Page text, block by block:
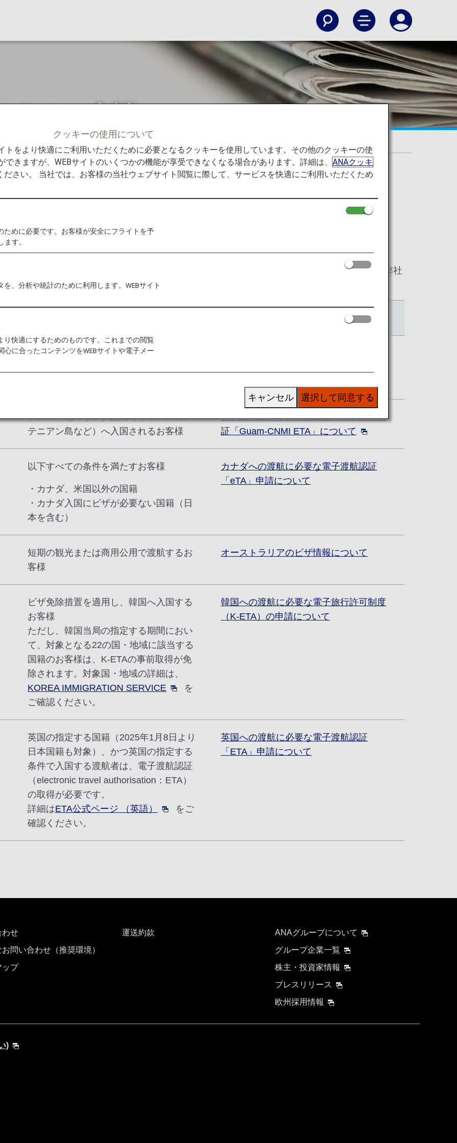
電子渡航認証システムの申請について
認証システムの申請が必要です
の申請が必要となります。
関わらず、申請を完了されていないお客様は、渡航・乗継する国・地域当局の指示により、弊社
事前に申請手続きをお済ませください。
ビザ免除プログラム(Visa Waiver
グアム・北マリアナ諸島（サイパン島、
テニアン島など）へ入国されるお客様
グアムー北マリアナ諸島連邦電子渡航認
証「Guam-CNMI ETA」について
以下すべての条件を満たすお客様
・カナダ、米国以外の国籍
・カナダ入国にビザが必要ない国籍（日
本を含む）
カナダへの渡航に必要な電子渡航認証
「eTA」申請について
短期の観光または商用公用で渡航するお
客様
オーストラリアのビザ情報について
ビザ免除措置を適用し、韓国へ入国する
お客様
ただし、韓国当局の指定する期間におい
て、対象となる22の国・地域に該当する
国籍のお客様は、K-ETAの事前取得が免
除されます。対象国・地域の詳細は、
KOREA IMMIGRATION SERVICE
を
ご確認ください。
韓国への渡航に必要な電子旅行許可制度
（K-ETA）の申請について
英国の指定する国籍（2025年1月8日より
日本国籍も対象）、かつ英国の指定する
条件で入国する渡航者は、電子渡航認証
（electronic travel authorisation：ETA）
の取得が必要です。
詳細はETA公式ページ （英語）
をご
確認ください。
英国への渡航に必要な電子渡航認証
「ETA」申請について
わせ
問い合わせ（推奨環境）
ップ
運送約款
ANAグループについて
グループ企業一覧
株主・投資家情報
プレスリリース
欧州採用情報
)
クッキーの使用について
トをより快適にご利用いただくために必要となるクッキーを使用しています。その他のクッキーの使
きますが、WEBサイトのいくつかの機能が享受できなくなる場合があります。詳細は、ANAクッキ
ださい。 当社では、お客様の当社ウェブサイト閲覧に際して、サービスを快適にご利用いただくため
ために必要です。お客様が安全にフライトを予
す。
、分析や統計のために利用します。WEBサイト
り快適にするためのものです。これまでの閲覧
に合ったコンテンツをWEBサイトや電子メー
選択して同意する
キャンセル